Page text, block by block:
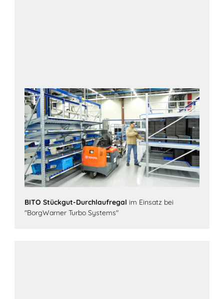
BITO Stückgut-Durchlaufregal im Einsatz bei
"BorgWarner Turbo Systems"